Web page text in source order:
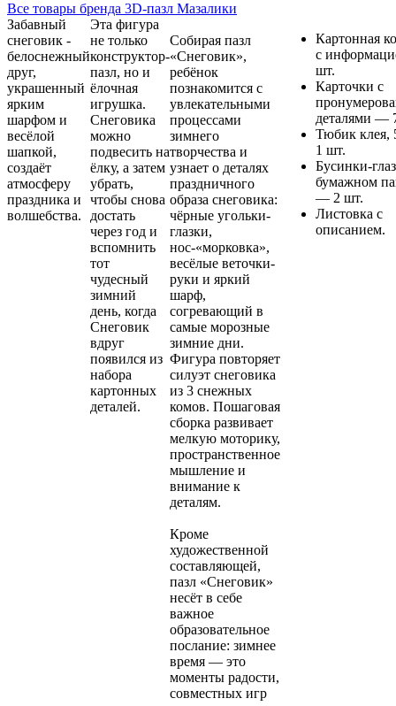
Все товары бренда 3D-пазл Мазалики
Забавный
снеговик -
белоснежный
друг,
украшенный
ярким
шарфом и
весёлой
шапкой,
создаёт
атмосферу
праздника и
волшебства.
Эта фигура
не только
конструктор-
пазл, но и
ёлочная
игрушка.
Снеговика
можно
подвесить на
ёлку, а затем
убрать,
чтобы снова
достать
через год и
вспомнить
тот
чудесный
зимний
день, когда
Снеговик
вдруг
появился из
набора
картонных
деталей.
Собирая пазл
«Снеговик»,
ребёнок
познакомится с
увлекательными
процессами
зимнего
творчества и
узнает о деталях
праздничного
образа снеговика:
чёрные угольки-
глазки,
нос-«морковка»,
весёлые веточки-
руки и яркий
шарф,
согревающий в
самые морозные
зимние дни.
Фигура повторяет
силуэт снеговика
из 3 снежных
комов. Пошаговая
сборка развивает
мелкую моторику,
пространственное
мышление и
внимание к
деталям.
Кроме
художественной
составляющей,
пазл «Снеговик»
несёт в себе
важное
образовательное
послание: зимнее
время — это
моменты радости,
совместных игр
Картонная
с
шт.
Карточки с
деталями —
Тюбик
1 шт.
Бусинки-
бумажном
— 2 шт.
Листовка с
описанием.